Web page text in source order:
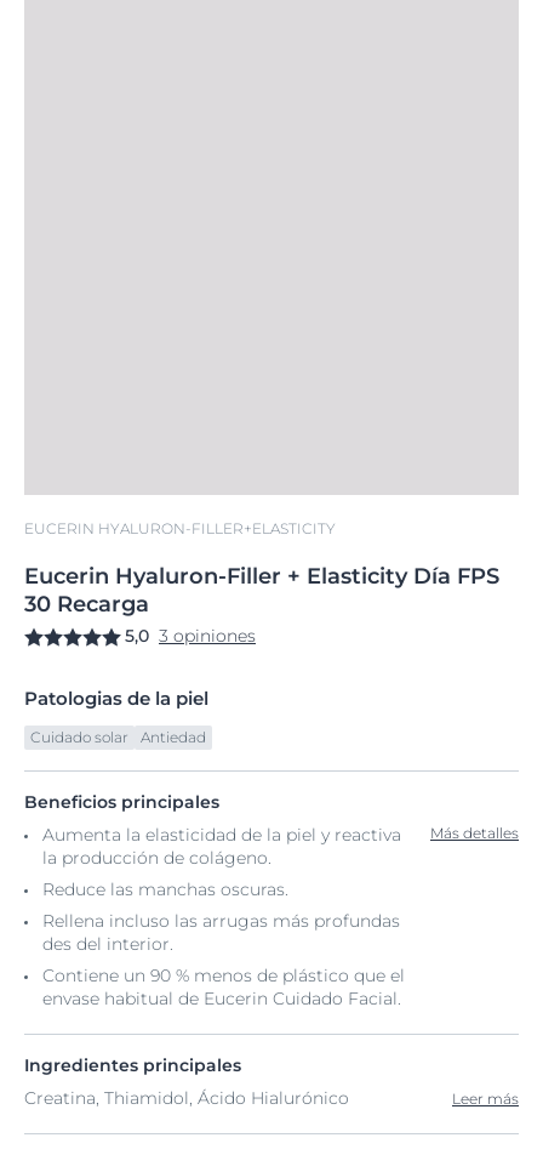
EUCERIN HYALURON-FILLER+ELASTICITY
Eucerin Hyaluron-Filler + Elasticity Día FPS
30 Recarga
5,0 3 opiniones
Patologias de la piel
Cuidado solar Antiedad
Beneficios principales
Aumenta la elasticidad de la piel y reactiva
la producción de colágeno.
Reduce las manchas oscuras.
Rellena incluso las arrugas más profundas
des del interior.
Contiene un 90 % menos de plástico que el
envase habitual de Eucerin Cuidado Facial.
Más detalles
Ingredientes principales
Creatina, Thiamidol, Ácido Hialurónico
Leer más